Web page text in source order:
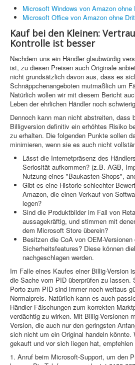
Microsoft Windows von Amazon ohne
Microsoft Office von Amazon ohne
Kauf bei den Kleinen:
Kontrolle ist besser
Nachdem uns ein Händler glaubwürdig
ist, zu diesen Preisen auch Originale
nicht grundsätzlich davon aus, dass es
Schnäppchenangeboten mutmaßlich um
Natürlich wollen wir mit diesem Bericht
Leben der ehrlichen Händler noch
Dennoch kann man nicht abstreiten, dass
Billigversion definitiv ein erhöhtes Risiko
zu erhalten. Die folgenden Punkte sollen
minimieren, wenn sie es auch nicht
Lässt die Internetpräsenz des
Seriosität aufkommen? (z.B. AGB,
Nutzung eines "Baukasten-Shops",
Gibt es eine Historie schlechter
Amazon, die einen Verkauf von
legen?
Sind die Produktbilder im Fall von
aussagekräftig, und stimmen mit
dem Microsoft Store überein?
Besitzen die CoA von OEM-Versionen
Sicherheitsfeatures? Diese können
nachgeschlagen werden.
Im Falle eines Kaufes einer Billig-Version
die Sache vom PID überprüfen zu lassen.
Porto zum PID sind immer noch weitaus
Normalpreis. Natürlich kann es auch
Händler Fälschungen zum korrekten
verdächtig zu wirken. Mit Billig-Versionen
Version, die auch nur den geringsten
sich nicht um ein Original handeln könnte.
gekauft und vor sich liegen hat,
1. Anruf beim Microsoft-Support, um den